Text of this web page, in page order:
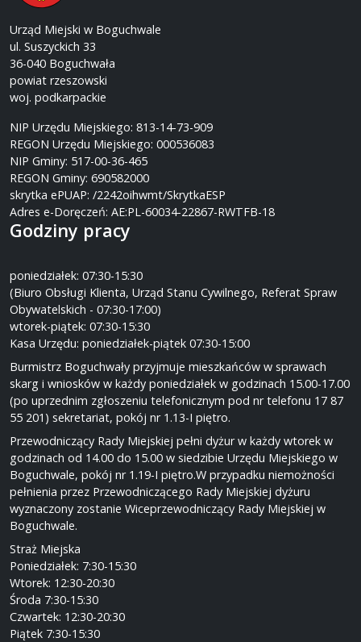
Urząd Miejski w Boguchwale
ul. Suszyckich 33
36-040 Boguchwała
powiat rzeszowski
woj. podkarpackie
NIP Urzędu Miejskiego: 813-14-73-909
REGON Urzędu Miejskiego: 000536083
NIP Gminy: 517-00-36-465
REGON Gminy: 690582000
skrytka ePUAP: /2242oihwmt/SkrytkaESP
Adres e-Doręczeń: AE:PL-60034-22867-RWTFB-18
Godziny pracy
poniedziałek: 07:30-15:30
(Biuro Obsługi Klienta, Urząd Stanu Cywilnego, Referat Spraw
Obywatelskich - 07:30-17:00)
wtorek-piątek: 07:30-15:30
Kasa Urzędu: poniedziałek-piątek 07:30-15:00
Burmistrz Boguchwały przyjmuje mieszkańców w sprawach
skarg i wniosków w każdy poniedziałek w godzinach 15.00-17.00
(po uprzednim zgłoszeniu telefonicznym pod nr telefonu 17 87
55 201) sekretariat, pokój nr 1.13-I piętro.
Przewodniczący Rady Miejskiej pełni dyżur w każdy wtorek w
godzinach od 14.00 do 15.00 w siedzibie Urzędu Miejskiego w
Boguchwale, pokój nr 1.19-I piętro.W przypadku niemożności
pełnienia przez Przewodniczącego Rady Miejskiej dyżuru
wyznaczony zostanie Wiceprzewodniczący Rady Miejskiej w
Boguchwale.
Straż Miejska
Poniedziałek: 7:30-15:30
Wtorek: 12:30-20:30
Środa 7:30-15:30
Czwartek: 12:30-20:30
Piątek 7:30-15:30